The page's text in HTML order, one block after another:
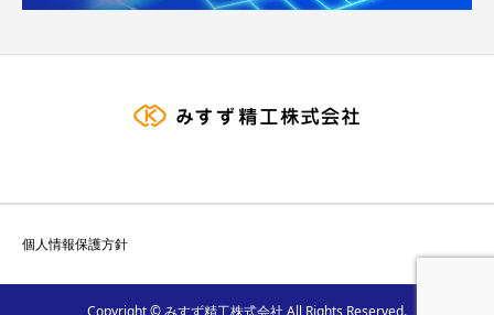
個人情報保護方針
Copyright © みすず精工株式会社 All Rights Reserved.